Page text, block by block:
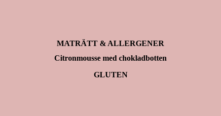
MATRÄTT & ALLERGENER
Citronmousse med chokladbotten
GLUTEN